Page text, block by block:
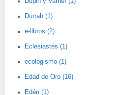
Durrah (1)
e-libros (2)
Eclesiastés (1)
ecologismo (1)
Edad de Oro (16)
Edén (1)